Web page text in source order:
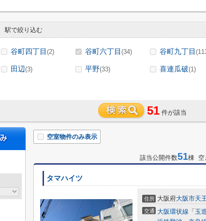
駅で絞り込む
谷町四丁目 (2) 谷町六丁目 (34) 谷町九丁目
田辺(3) 平野(33) 喜連瓜破(1)
51 件が該当
空室物件のみ表示
該当公開件数51棟 空
タマハイツ
住所 大阪府大阪市天
交通 大阪環状線 「 玉